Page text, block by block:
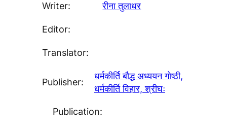
Writer: रीना तुलाधर
Editor:
Translator:
Publisher:
धर्मकीर्ति बाैद्ध अध्ययन गाेष्ठी,
धर्मकीर्ति विहार, श्रीघः
Publication: